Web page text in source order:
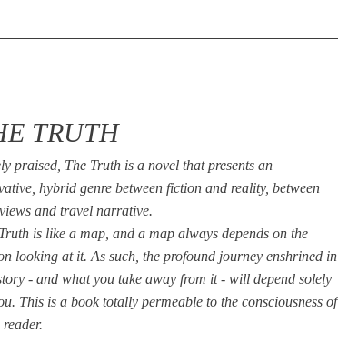
TRUTH
praised, The Truth is a novel that presents an
hybrid genre between fiction and reality, between
and travel narrative.
is like a map, and a map always depends on the
looking at it. As such, the profound journey enshrined in
- and what you take away from it - will depend solely
This is a book totally permeable to the consciousness of